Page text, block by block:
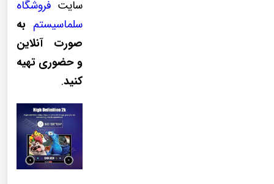
سایت فروشگاه
سلماسیستم به
صورت آنلاین
و حضوری تهیه
کنید.